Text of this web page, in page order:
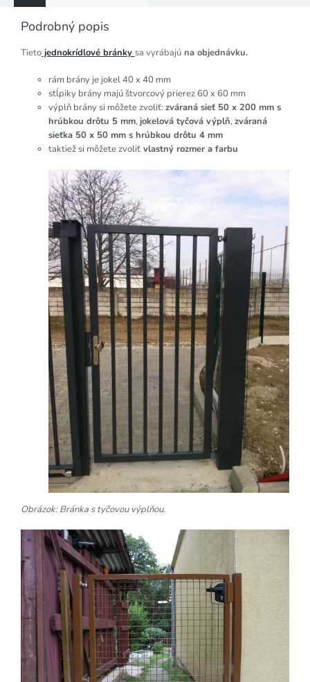
Podrobný popis
Tieto jednokrídlové bránky sa vyrábajú na objednávku.
rám brány je jokel 40 x 40 mm
stĺpiky brány majú štvorcový prierez 60 x 60 mm
výplň brány si môžete zvoliť: zváraná sieť 50 x 200 mm s
hrúbkou drôtu 5 mm,jokelová tyčová výplň,zváraná
sieťka 50 x 50 mm s hrúbkou drôtu 4 mm
taktiež si môžete zvoliť vlastný rozmer a farbu
Obrázok: Bránka s tyčovou výplňou.